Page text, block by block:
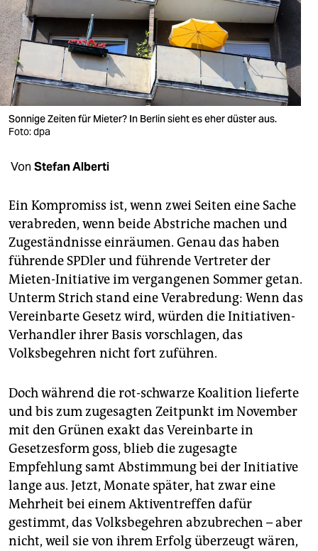
nord
wahrheit
verlag
verlag
veranstaltungen
shop
unterstützen
abo
genossenschaft
epaper login
Sonnige Zeiten für Mieter? In Berlin sieht es eher düster aus.
Foto: dpa
Von Stefan Alberti
Ein Kompromiss ist, wenn zwei Seiten eine Sache
verabreden, wenn beide Abstriche machen und
Zugeständnisse einräumen. Genau das haben
führende SPDler und führende Vertreter der
Mieten-Initiative im vergangenen Sommer getan.
Unterm Strich stand eine Verabredung: Wenn das
Vereinbarte Gesetz wird, würden die Initiativen-
Verhandler ihrer Basis vorschlagen, das
Volksbegehren nicht fort zuführen.
Doch während die rot-schwarze Koalition lieferte
und bis zum zugesagten Zeitpunkt im November
mit den Grünen exakt das Vereinbarte in
Gesetzesform goss, blieb die zugesagte
Empfehlung samt Abstimmung bei der Initiative
lange aus. Jetzt, Monate später, hat zwar eine
Mehrheit bei einem Aktiventreffen dafür
gestimmt, das Volksbegehren abzubrechen – aber
nicht, weil sie von ihrem Erfolg überzeugt wären,